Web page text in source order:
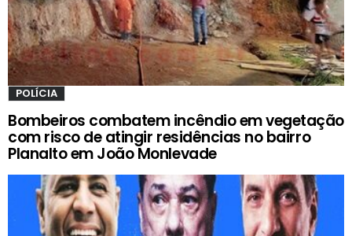
POLÍCIA
Bombeiros combatem incêndio em vegetação
com risco de atingir residências no bairro
Planalto em João Monlevade